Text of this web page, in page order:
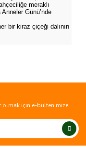
meraklı
Günü’nde
bir kiraz çiçeği dalının
olmak için e-bültenimize